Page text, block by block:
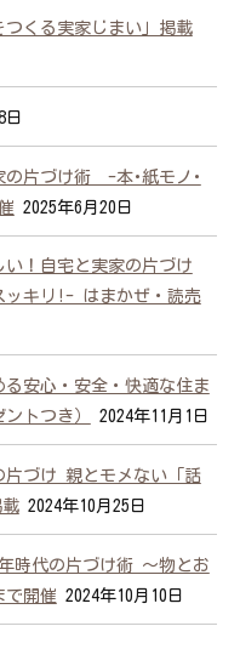
くる実家じまい」掲載
日
片づけ術 -本･紙モノ･
2025年6月20日
い！自宅と実家の片づけ
キリ!- はまかぜ・読売
安心・安全・快適な住ま
トつき）
2024年11月1日
片づけ 親とモメない「話
2024年10月25日
時代の片づけ術 ～物とお
で開催 2024年10月10日